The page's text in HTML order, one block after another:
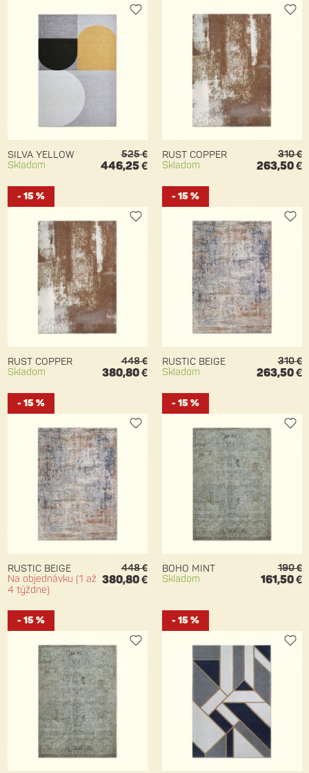
SILVA YELLOW
Skladom
525 €
446,25 €
RUST COPPER
Skladom
310 €
263,50 €
- 15 %
RUST COPPER
Skladom
448 €
380,80 €
- 15 %
RUSTIC BEIGE
Skladom
310 €
263,50 €
- 15 %
RUSTIC BEIGE
Na objednávku (1 až
4 týždne)
448 €
380,80 €
- 15 %
BOHO MINT
Skladom
190 €
161,50 €
- 15 % - 15 %